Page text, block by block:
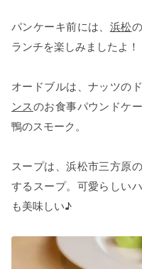
パンケーキ前には、 浜松
ランチを楽しみましたよ！
オードブルは、ナッツの
ンスのお食事パウンドケ
鴨のスモーク。
スープは、浜松市三方原
するスープ。可愛らしい
も美味しい♪